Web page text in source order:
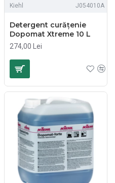
Kiehl J054010A
Detergent curățenie
Dopomat Xtreme 10 L
274,00 Lei